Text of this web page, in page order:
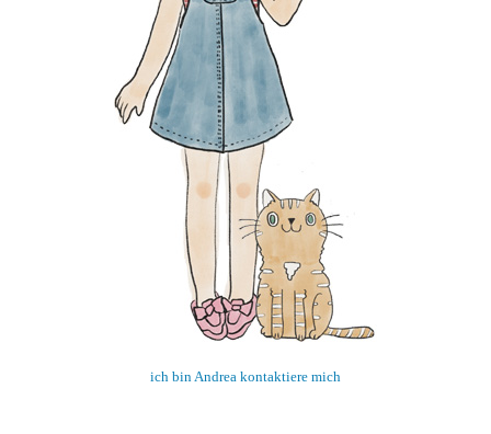
ich bin Andrea kontaktiere mich